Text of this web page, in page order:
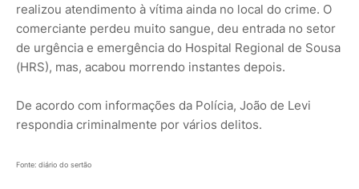
realizou atendimento à vítima ainda no local do crime. O
comerciante perdeu muito sangue, deu entrada no setor
de urgência e emergência do Hospital Regional de Sousa
(HRS), mas, acabou morrendo instantes depois.
De acordo com informações da Polícia, João de Levi
respondia criminalmente por vários delitos.
Fonte: diário do sertão